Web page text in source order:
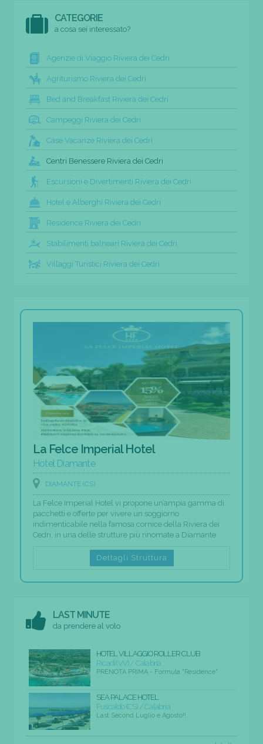
CATEGORIE
a cosa sei interessato?
Agenzie di Viaggio Riviera dei Cedri
Agriturismo Riviera dei Cedri
Bed and Breakfast Riviera dei Cedri
Campeggi Riviera dei Cedri
Case Vacanze Riviera dei Cedri
Centri Benessere Riviera dei Cedri
Escursioni e Divertimenti Riviera dei Cedri
Hotel e Alberghi Riviera dei Cedri
Residence Riviera dei Cedri
Stabilimenti balneari Riviera dei Cedri
Villaggi Turistici Riviera dei Cedri
La Felce Imperial Hotel
Hotel Diamante
DIAMANTE (CS)
La Felce Imperial Hotel vi propone un’ampia gamma di
pacchetti e offerte per vivere un soggiorno
indimenticabile nella famosa cornice della Riviera dei
Cedri, in una delle strutture più rinomate a Diamante
Dettagli Struttura
LAST MINUTE
da prendere al volo
HOTEL VILLAGGIO ROLLER CLUB
Ricadi (VV) / Calabria
PRENOTA PRIMA - Formula "Residence"
SEA PALACE HOTEL
Fuscaldo (CS) / Calabria
Last Second Luglio e Agosto!!